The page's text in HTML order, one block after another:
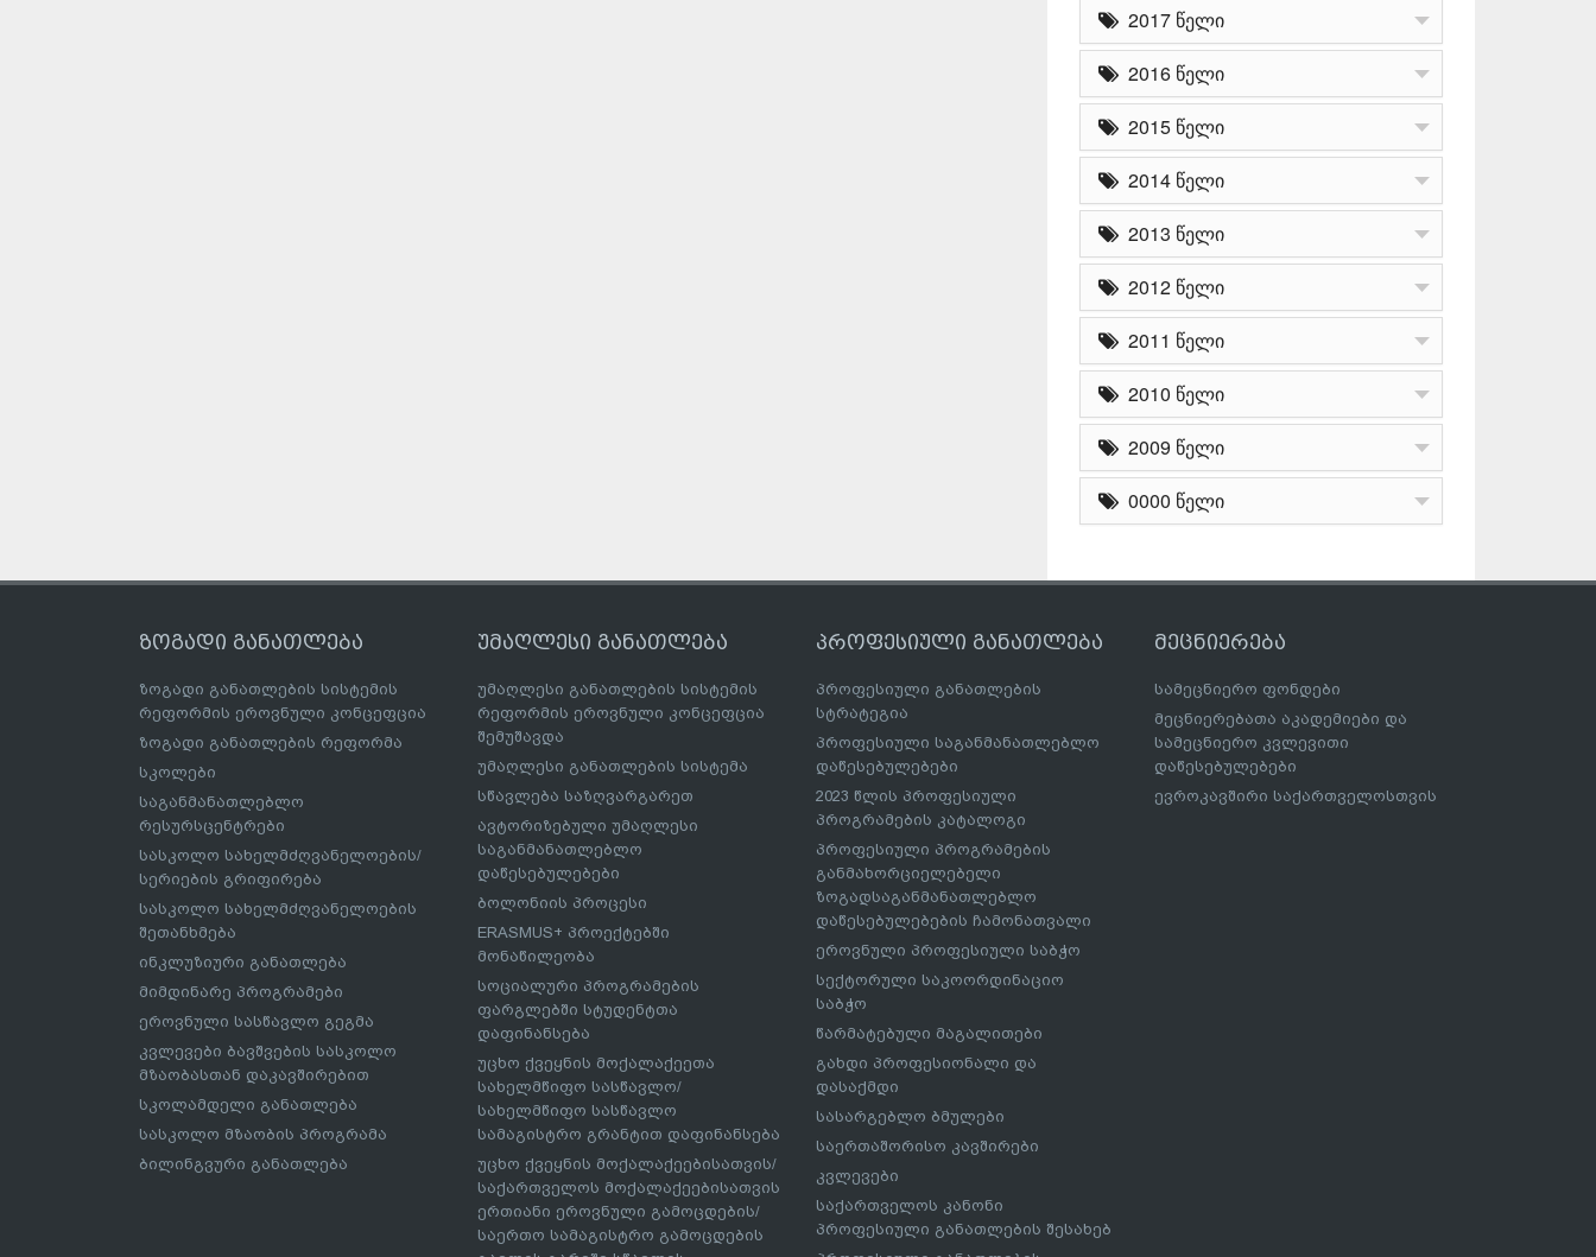
2017 წელი
2016 წელი
2015 წელი
2014 წელი
2013 წელი
2012 წელი
2011 წელი
2010 წელი
2009 წელი
0000 წელი
ზოგადი განათლება
ზოგადი განათლების სისტემის
რეფორმის ეროვნული კონცეფცია
ზოგადი განათლების რეფორმა
სკოლები
საგანმანათლებლო
რესურსცენტრები
სასკოლო სახელმძღვანელოების/
სერიების გრიფირება
სასკოლო სახელმძღვანელოების
შეთანხმება
ინკლუზიური განათლება
მიმდინარე პროგრამები
ეროვნული სასწავლო გეგმა
კვლევები ბავშვების სასკოლო
მზაობასთან დაკავშირებით
სკოლამდელი განათლება
სასკოლო მზაობის პროგრამა
ბილინგვური განათლება
უმაღლესი განათლება
უმაღლესი განათლების სისტემის
რეფორმის ეროვნული კონცეფცია
შემუშავდა
უმაღლესი განათლების სისტემა
სწავლება საზღვარგარეთ
ავტორიზებული უმაღლესი
საგანმანათლებლო
დაწესებულებები
ბოლონიის პროცესი
ERASMUS+ პროექტებში
მონაწილეობა
სოციალური პროგრამების
ფარგლებში სტუდენტთა
დაფინანსება
უცხო ქვეყნის მოქალაქეეთა
სახელმწიფო სასწავლო/
სახელმწიფო სასწავლო
სამაგისტრო გრანტით დაფინანსება
უცხო ქვეყნის მოქალაქეებისათვის/
საქართველოს მოქალაქეებისათვის
ერთიანი ეროვნული გამოცდების/
საერთო სამაგისტრო გამოცდების
პროფესიული განათლება
პროფესიული განათლების
სტრატეგია
პროფესიული საგანმანათლებლო
დაწესებულებები
2023 წლის პროფესიული
პროგრამების კატალოგი
პროფესიული პროგრამების
განმახორციელებელი
ზოგადსაგანმანათლებლო
დაწესებულებების ჩამონათვალი
ეროვნული პროფესიული საბჭო
სექტორული საკოორდინაციო
საბჭო
წარმატებული მაგალითები
გახდი პროფესიონალი და
დასაქმდი
სასარგებლო ბმულები
საერთაშორისო კავშირები
კვლევები
საქართველოს კანონი
პროფესიული განათლების შესახებ
მეცნიერება
სამეცნიერო ფონდები
მეცნიერებათა აკადემიები და
სამეცნიერო კვლევითი
დაწესებულებები
ევროკავშირი საქართველოსთვის